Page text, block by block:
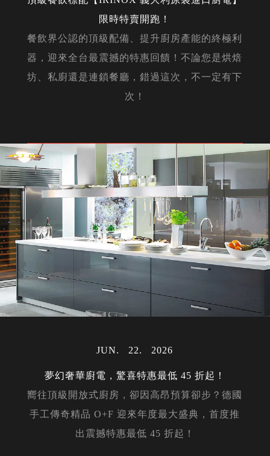
限時特賣開跑！
餐飲界公認的頂級配備、提升廚房產能的終極利
器，迎來全台最震撼的特惠回饋！不論您是烘焙
坊、私廚還是連鎖餐廳，錯過這次，不一定有下
次！
JUN 22 2026
夢幻奢華廚電，驚喜特惠最低 45 折起！
嚮往頂級開放式廚房，卻因高昂預算卻步？德國
手工傳奇精品 O+F 迎來年度最大盛典，首度推
出震撼特惠最低 45 折起！